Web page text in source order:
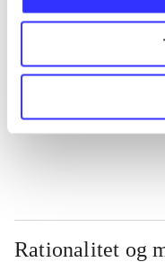
Rationalitet og